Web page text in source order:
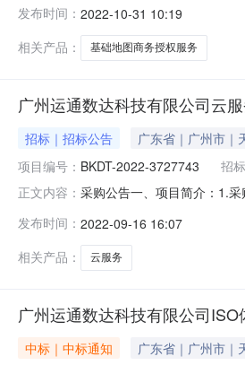
￥60,000.00元四、采购内容
技技术有限公司六、成交供应
发布时间： 2022-10-31 10:19
相关产品：
基础地图商务授权服务
广州运通数达科技有限公司云
招标｜招标公告
广东省｜广州市｜
项目编号： BKDT-2022-3727743 招
正文内容： 采购公告一、项目简介：1.
在有效期内。2.特定资质：
购人存在
发布时间： 2022-09-16 16:07
相关产品：
云服务
广州运通数达科技有限公司
中标｜中标通知 广东省｜广州市｜